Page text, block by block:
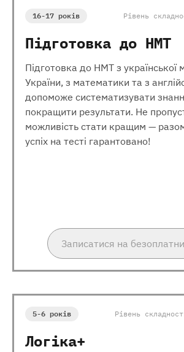
16-17 років Рівень
Підготовка до НМТ
Підготовка до НМТ з української
України, з математики та з
допоможе систематизувати
покращити результати. Не
можливість стати кращим —
успіх на тесті гарантовано!
Записатися на
5-6 років Рівень
Логіка+